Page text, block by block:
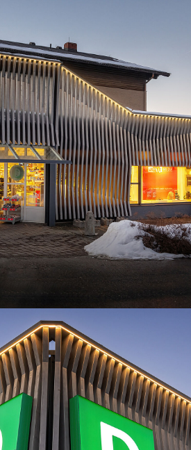
BL Shine XConfig
BL Shine XConfig - Sie stellen Ihr
Wünschen zusammen